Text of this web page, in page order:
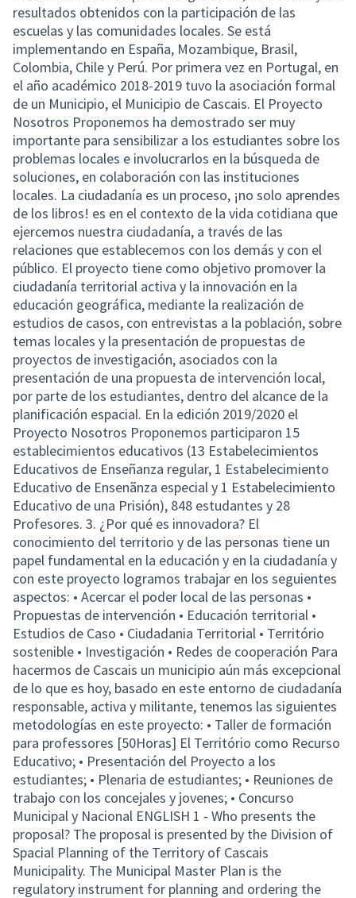
resultados obtenidos con la participación de las
escuelas y las comunidades locales. Se está
implementando en España, Mozambique, Brasil,
Colombia, Chile y Perú. Por primera vez en Portugal, en
el año académico 2018-2019 tuvo la asociación formal
de un Municipio, el Municipio de Cascais. El Proyecto
Nosotros Proponemos ha demostrado ser muy
importante para sensibilizar a los estudiantes sobre los
problemas locales e involucrarlos en la búsqueda de
soluciones, en colaboración con las instituciones
locales. La ciudadanía es un proceso, ¡no solo aprendes
de los libros! es en el contexto de la vida cotidiana que
ejercemos nuestra ciudadanía, a través de las
relaciones que establecemos con los demás y con el
público. El proyecto tiene como objetivo promover la
ciudadanía territorial activa y la innovación en la
educación geográfica, mediante la realización de
estudios de casos, con entrevistas a la población, sobre
temas locales y la presentación de propuestas de
proyectos de investigación, asociados con la
presentación de una propuesta de intervención local,
por parte de los estudiantes, dentro del alcance de la
planificación espacial. En la edición 2019/2020 el
Proyecto Nosotros Proponemos participaron 15
establecimientos educativos (13 Estabelecimientos
Educativos de Enseñanza regular, 1 Estabelecimiento
Educativo de Ensenãnza especial y 1 Estabelecimiento
Educativo de una Prisión), 848 estudantes y 28
Profesores. 3. ¿Por qué es innovadora? El
conocimiento del territorio y de las personas tiene un
papel fundamental en la educación y en la ciudadanía y
con este proyecto logramos trabajar en los seguientes
aspectos: • Acercar el poder local de las personas •
Propuestas de intervención • Educación territorial •
Estudios de Caso • Ciudadania Territorial • Território
sostenible • Investigación • Redes de cooperación Para
hacermos de Cascais un municipio aún más excepcional
de lo que es hoy, basado en este entorno de ciudadanía
responsable, activa y militante, tenemos las siguientes
metodologías en este proyecto: • Taller de formación
para professores [50Horas] El Território como Recurso
Educativo; • Presentación del Proyecto a los
estudiantes; • Plenaria de estudiantes; • Reuniones de
trabajo con los concejales y jovenes; • Concurso
Municipal y Nacional ENGLISH 1 - Who presents the
proposal? The proposal is presented by the Division of
Spacial Planning of the Territory of Cascais
Municipality. The Municipal Master Plan is the
regulatory instrument for planning and ordering the